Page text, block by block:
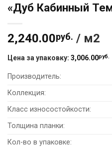
«Дуб Кабинный
2,240.00руб. / м2
Цена за упаковку: 3,006.00руб.
Производитель:
Коллекция:
Класс износостойкости:
Толщина планки:
Кол-во в упаковке: